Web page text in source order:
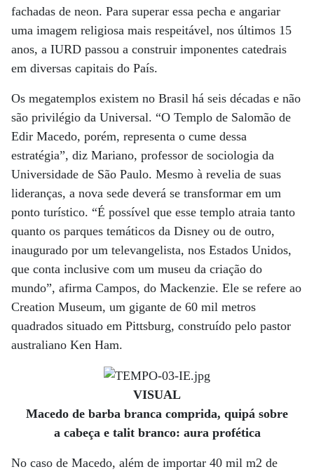
fachadas de neon. Para superar essa pecha e angariar
uma imagem religiosa mais respeitável, nos últimos 15
anos, a IURD passou a construir imponentes catedrais
em diversas capitais do País.
Os megatemplos existem no Brasil há seis décadas e não
são privilégio da Universal. “O Templo de Salomão de
Edir Macedo, porém, representa o cume dessa
estratégia”, diz Mariano, professor de sociologia da
Universidade de São Paulo. Mesmo à revelia de suas
lideranças, a nova sede deverá se transformar em um
ponto turístico. “É possível que esse templo atraia tanto
quanto os parques temáticos da Disney ou de outro,
inaugurado por um televangelista, nos Estados Unidos,
que conta inclusive com um museu da criação do
mundo”, afirma Campos, do Mackenzie. Ele se refere ao
Creation Museum, um gigante de 60 mil metros
quadrados situado em Pittsburg, construído pelo pastor
australiano Ken Ham.
VISUAL
Macedo de barba branca comprida, quipá sobre
a cabeça e talit branco: aura profética
No caso de Macedo, além de importar 40 mil m2 de